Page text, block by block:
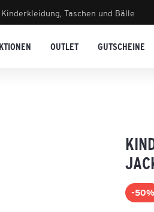
Taschen und Bälle
OUTLET GUTSCHEINE
-50%